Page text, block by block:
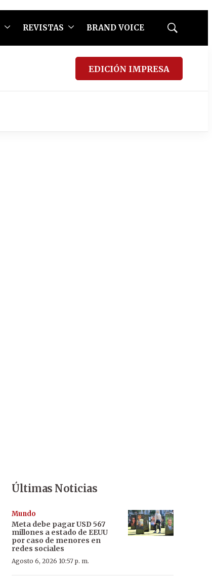
REVISTAS BRAND VOICE
Mostrar
EDICIÓN IMPRESA
Últimas Noticias
Mundo
Meta debe pagar USD 567
millones a estado de EEUU
por caso de menores en
redes sociales
Agosto 6, 2026 10:57 p. m.